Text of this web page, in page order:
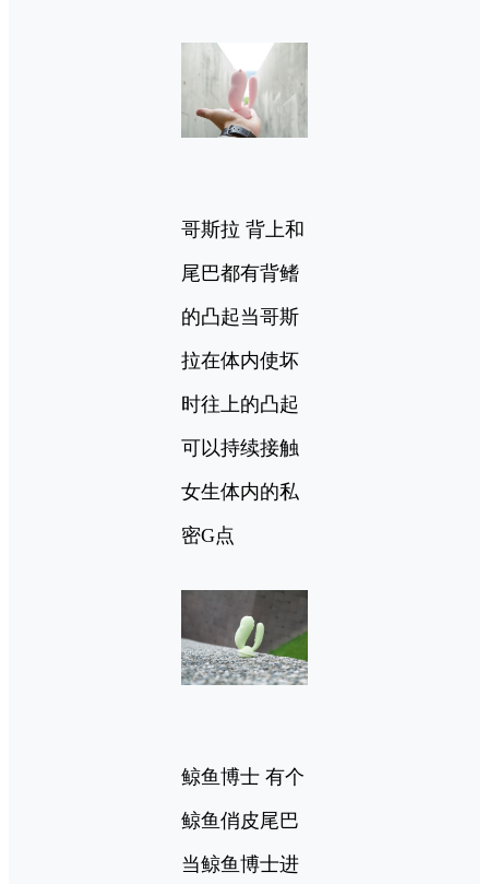
哥斯拉 背上和
尾巴都有背鳍
的凸起当哥斯
拉在体内使坏
时往上的凸起
可以持续接触
女生体内的私
密G点
鲸鱼博士 有个
鲸鱼俏皮尾巴
当鲸鱼博士进